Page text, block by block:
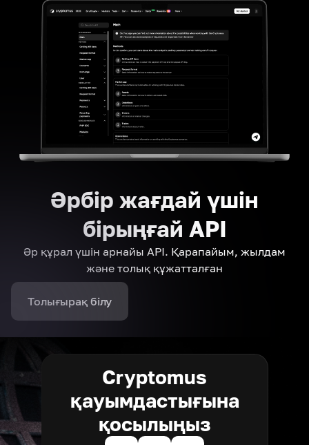
Әрбір жағдай үшін
бірыңғай API
Әр құрал үшін арнайы API. Қарапайым, жылдам
және толық құжатталған
Толығырақ білу
Cryptomus
қауымдастығына
қосылыңыз